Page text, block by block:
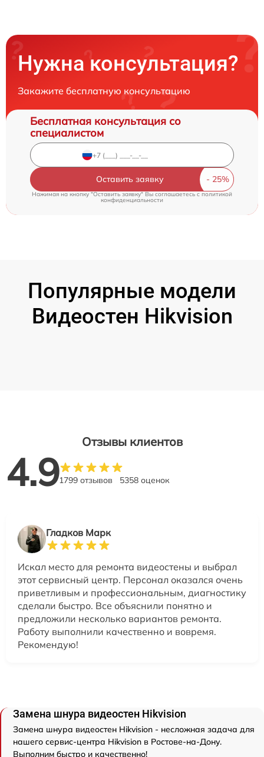
Нужна консультация?
Закажите бесплатную консультацию
Бесплатная консультация со
специалистом
Оставить заявку
Нажимая на кнопку "Оставить заявку" Вы соглашаетесь c политикой
конфиденциальности
Популярные модели
Видеостен Hikvision
Отзывы клиентов
4.91799 отзывов 5358 оценок
Гладков Марк
Искал место для ремонта видеостены и выбрал
этот сервисный центр. Персонал оказался очень
приветливым и профессиональным, диагностику
сделали быстро. Все объяснили понятно и
предложили несколько вариантов ремонта.
Работу выполнили качественно и вовремя.
Рекомендую!
Замена шнура видеостен Hikvision
Замена шнура видеостен Hikvision - несложная задача для
нашего сервис-центра Hikvision в Ростове-на-Дону.
Выполним быстро и качественно!